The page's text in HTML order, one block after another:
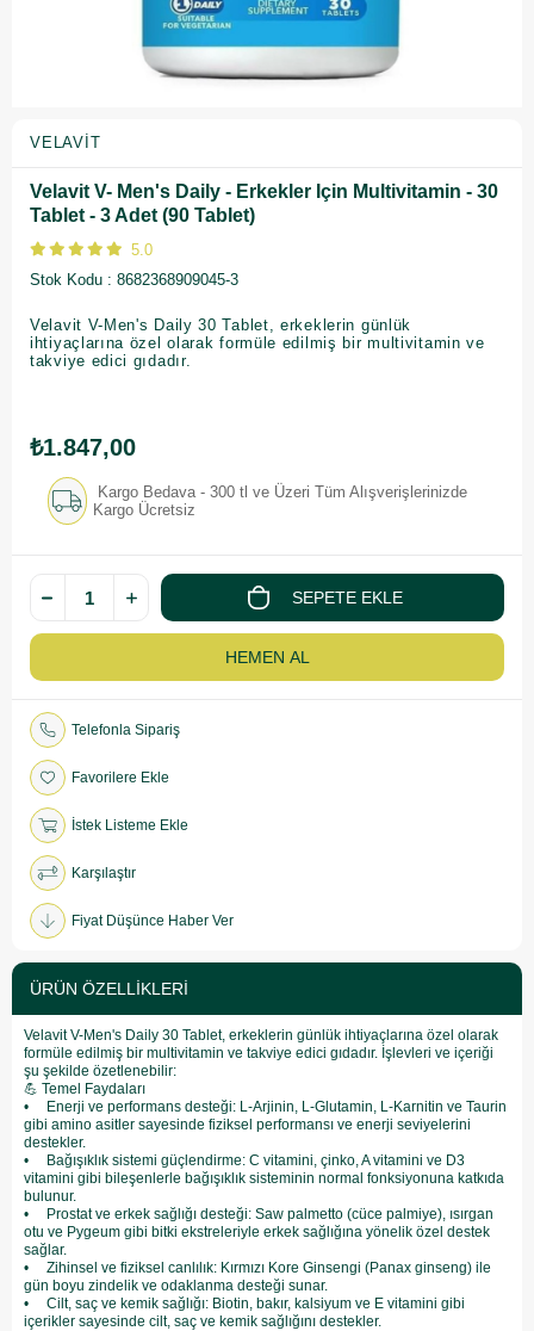
VELAVIT
Velavit V- Men's Daily - Erkekler Için Multivitamin - 30
Tablet - 3 Adet (90 Tablet)
5.0
Stok Kodu
8682368909045-3
Velavit V-Men's Daily 30 Tablet, erkeklerin günlük
ihtiyaçlarına özel olarak formüle edilmiş bir multivitamin ve
takviye edici gıdadır.
₺1.847,00
Kargo Bedava - 300 tl ve Üzeri Tüm Alışverişlerinizde
Kargo Ücretsiz
Telefonla Sipariş
Favorilere Ekle
İstek Listeme Ekle
Karşılaştır
Fiyat Düşünce Haber Ver
ÜRÜN ÖZELLIKLERI
Velavit V-Men's Daily 30 Tablet, erkeklerin günlük ihtiyaçlarına özel olarak
formüle edilmiş bir multivitamin ve takviye edici gıdadır. İşlevleri ve içeriği
şu şekilde özetlenebilir:
💪 Temel Faydaları
• Enerji ve performans desteği: L-Arjinin, L-Glutamin, L-Karnitin ve Taurin
gibi amino asitler sayesinde fiziksel performansı ve enerji seviyelerini
destekler.
• Bağışıklık sistemi güçlendirme: C vitamini, çinko, A vitamini ve D3
vitamini gibi bileşenlerle bağışıklık sisteminin normal fonksiyonuna katkıda
bulunur.
• Prostat ve erkek sağlığı desteği: Saw palmetto (cüce palmiye), ısırgan
otu ve Pygeum gibi bitki ekstreleriyle erkek sağlığına yönelik özel destek
sağlar.
• Zihinsel ve fiziksel canlılık: Kırmızı Kore Ginsengi (Panax ginseng) ile
gün boyu zindelik ve odaklanma desteği sunar.
• Cilt, saç ve kemik sağlığı: Biotin, bakır, kalsiyum ve E vitamini gibi
içerikler sayesinde cilt, saç ve kemik sağlığını destekler.